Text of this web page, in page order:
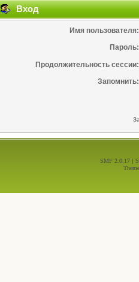
Вход
Имя пользователя:
Пароль:
Продолжительность сессии:
Запомнить:
SMF 2.0.17 |